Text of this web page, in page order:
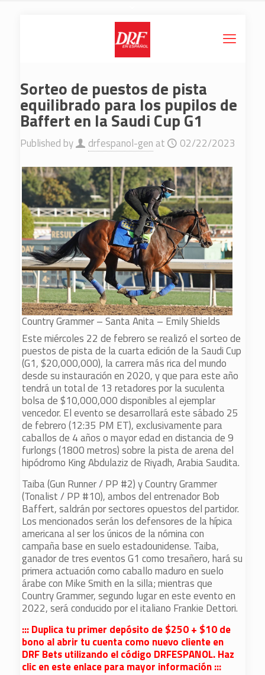
Sorteo de puestos de pista
equilibrado para los pupilos de
Baffert en la Saudi Cup G1
Published by drfespanol-gen at 02/22/2023
Country Grammer – Santa Anita – Emily Shields
Este miércoles 22 de febrero se realizó el sorteo de
puestos de pista de la cuarta edición de la Saudi Cup
(G1, $20,000,000), la carrera más rica del mundo
desde su instauración en 2020, y que para este año
tendrá un total de 13 retadores por la suculenta
bolsa de $10,000,000 disponibles al ejemplar
vencedor. El evento se desarrollará este sábado 25
de febrero (12:35 PM ET), exclusivamente para
caballos de 4 años o mayor edad en distancia de 9
furlongs (1800 metros) sobre la pista de arena del
hipódromo King Abdulaziz de Riyadh, Arabia Saudita.
Taiba (Gun Runner / PP #2) y Country Grammer
(Tonalist / PP #10), ambos del entrenador Bob
Baffert, saldrán por sectores opuestos del partidor.
Los mencionados serán los defensores de la hípica
americana al ser los únicos de la nómina con
campaña base en suelo estadounidense. Taiba,
ganador de tres eventos G1 como tresañero, hará su
primera actuación como caballo maduro en suelo
árabe con Mike Smith en la silla; mientras que
Country Grammer, segundo lugar en este evento en
2022, será conducido por el italiano Frankie Dettori.
::: Duplica tu primer depósito de $250 + $10 de
bono al abrir tu cuenta como nuevo cliente en
DRF Bets utilizando el código DRFESPANOL. Haz
clic en este enlace para mayor información :::